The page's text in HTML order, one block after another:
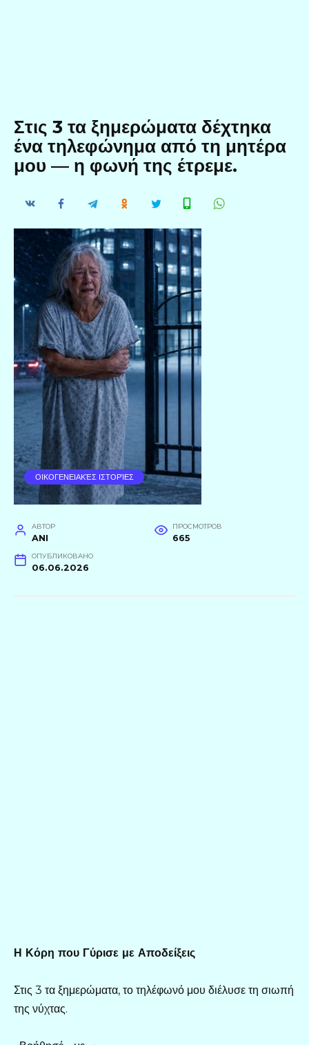
Στις 3 τα ξημερώματα δέχτηκα
ένα τηλεφώνημα από τη μητέρα
μου — η φωνή της έτρεμε.
ΟΙΚΟΓΕΝΕΙΑΚΈΣ ΙΣΤΟΡΊΕΣ
АВТОР
ANI
ПРОСМОТРОВ
665
ОПУБЛИКОВАНО
06.06.2026
Η Κόρη που Γύρισε με Αποδείξεις
Στις 3 τα ξημερώματα, το τηλέφωνό μου διέλυσε τη σιωπή
της νύχτας.